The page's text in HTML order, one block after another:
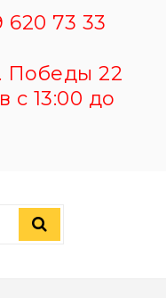
620 73 33
Победы 22
с 13:00 до